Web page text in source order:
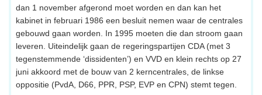
dan 1 november afgerond moet worden en dan kan het
kabinet in februari 1986 een besluit nemen waar de centrales
gebouwd gaan worden. In 1995 moeten die dan stroom gaan
leveren. Uiteindelijk gaan de regeringspartijen CDA (met 3
tegenstemmende ‘dissidenten’) en VVD en klein rechts op 27
juni akkoord met de bouw van 2 kerncentrales, de linkse
oppositie (PvdA, D66, PPR, PSP, EVP en CPN) stemt tegen.